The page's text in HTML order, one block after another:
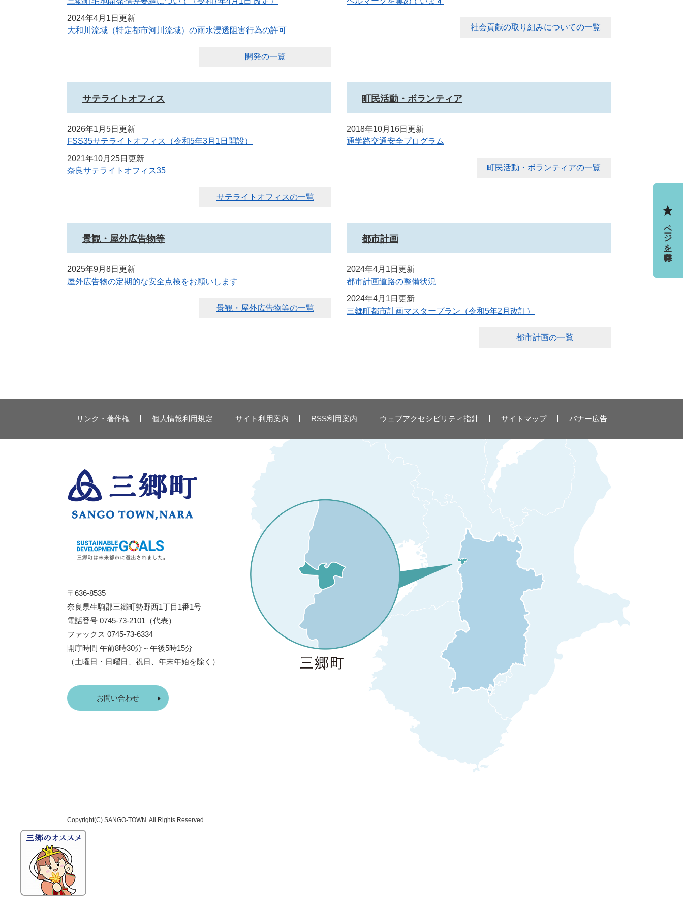
2024年4月1日更新
大和川流域（特定都市河川流域）の雨水浸透阻害行為の許可
開発の一覧
社会貢献の取り組みについての一覧
サテライトオフィス
2026年1月5日更新
FSS35サテライトオフィス（令和5年3月1日開設）
2021年10月25日更新
奈良サテライトオフィス35
サテライトオフィスの一覧
町民活動・ボランティア
2018年10月16日更新
通学路交通安全プログラム
町民活動・ボランティアの一覧
景観・屋外広告物等
2025年9月8日更新
屋外広告物の定期的な安全点検をお願いします
景観・屋外広告物等の一覧
都市計画
2024年4月1日更新
都市計画道路の整備状況
2024年4月1日更新
三郷町都市計画マスタープラン（令和5年2月改訂）
都市計画の一覧
リンク・著作権 個人情報利用規定 サイト利用案内 RSS利用案内 ウェブアクセシビリティ指針 サイトマップ バナー広告
〒636-8535
奈良県生駒郡三郷町勢野西1丁目1番1号
電話番号 0745-73-2101（代表）
ファックス 0745-73-6334
開庁時間 午前8時30分～午後5時15分
（土曜日・日曜日、祝日、年末年始を除く）
お問い合わせ
Copyright(C) SANGO-TOWN. All Rights Reserved.
ページを一時保存